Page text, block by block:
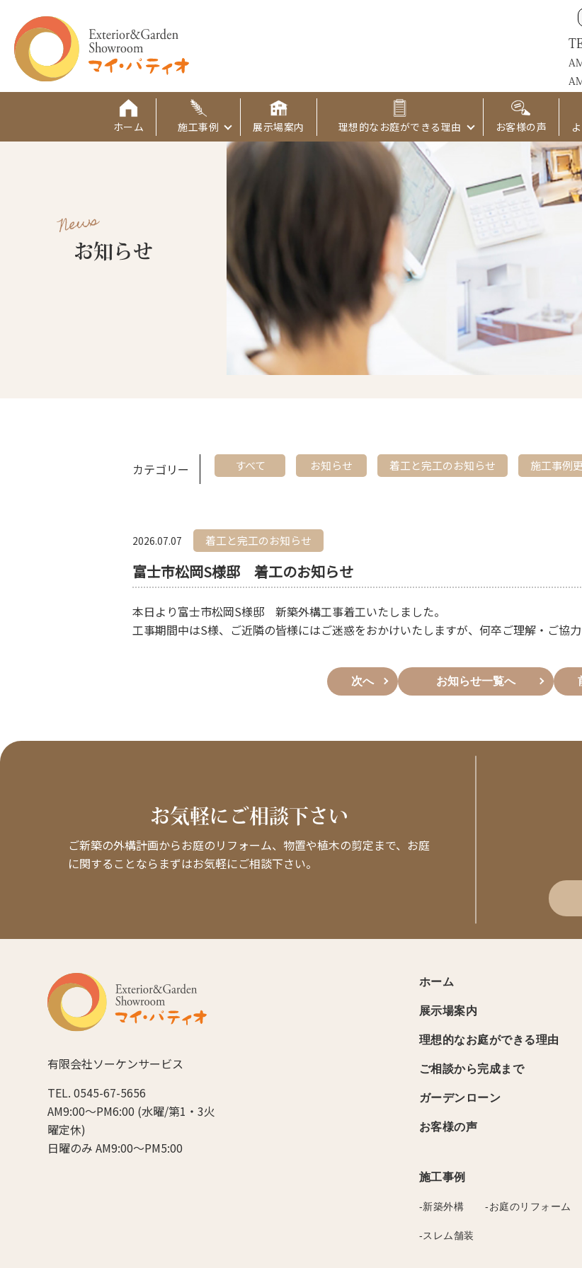
ホーム 施工事例 展示場案内 理想的なお庭ができる理由 お客様の声
News
お知らせ
カテゴリー すべて お知らせ 着工と完工のお知らせ 施工事例
2026.07.07 着工と完工のお知らせ
富士市松岡S様邸 着工のお知らせ
本日より富士市松岡S様邸 新築外構工事着工いたしました。
工事期間中はS様、ご近隣の皆様にはご迷惑をおかけいたしますが、何卒ご理解・ご協力
次へ お知らせ一覧へ
お気軽にご相談下さい
ご新築の外構計画からお庭のリフォーム、物置や植木の剪定まで、お庭
に関することならまずはお気軽にご相談下さい。
有限会社ソーケンサービス
TEL. 0545-67-5656
AM9:00～PM6:00 (水曜/第1・3火
曜定休)
日曜のみ AM9:00～PM5:00
ホーム
展示場案内
理想的なお庭ができる理由
ご相談から完成まで
ガーデンローン
お客様の声
施工事例
-新築外構 -お庭のリフォーム
-スレム舗装